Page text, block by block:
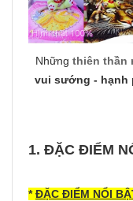
Những thiên thần
vui sướng - hạnh
1. ĐẶC ĐIỂM
*ĐẶC ĐIỂM NỔI